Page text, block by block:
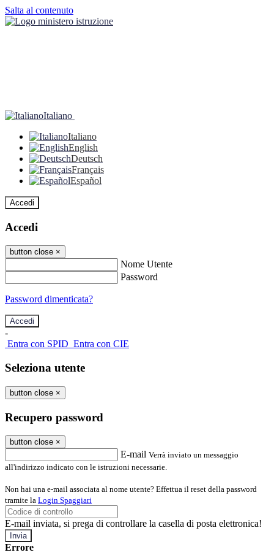
Salta al contenuto
Italiano
Italiano
English
Deutsch
Français
Español
Accedi
Accedi
button close ×
Nome Utente
Password
Password dimenticata?
-
Entra con SPID Entra con CIE
Seleziona utente
button close ×
Recupero password
button close ×
E-mail Verrà inviato un messaggio
all'indirizzo indicato con le istruzioni necessarie.
Non hai una e-mail associata al nome utente? Effettua il reset della password
tramite la Login Spaggiari
E-mail inviata, si prega di controllare la casella di posta elettronica!
Errore